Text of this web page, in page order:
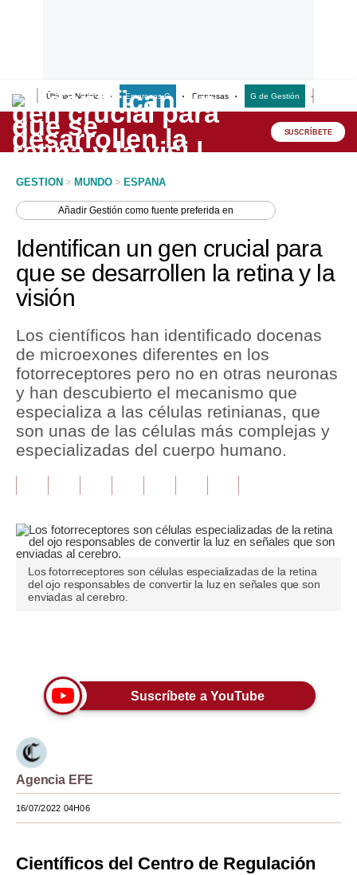
Últimas Noticias Empresas G Empresas G de Gestión
Lo último
Peru Quiosco
Economía
Mercados
Política
Tu Dinero
Finanzas Personales
Inmobiliarias
Editorial
Pregunta de hoy
Viajes
Moda
Estilos
México
SUSCRÍBETE
GESTION > MUNDO > ESPANA
AñadirGestión como fuente preferida en
Identifican un gen crucial para
que se desarrollen la retina y la
visión
Los científicos han identificado docenas
de microexones diferentes en los
fotorreceptores pero no en otras neuronas
y han descubierto el mecanismo que
especializa a las células retinianas, que
son unas de las células más complejas y
especializadas del cuerpo humano.
Los fotorreceptores son células especializadas de la retina
del ojo responsables de convertir la luz en señales que son
enviadas al cerebro.
Suscríbete a YouTube
Agencia EFE
16/07/2022 04H06
Científicos del Centro de Regulación